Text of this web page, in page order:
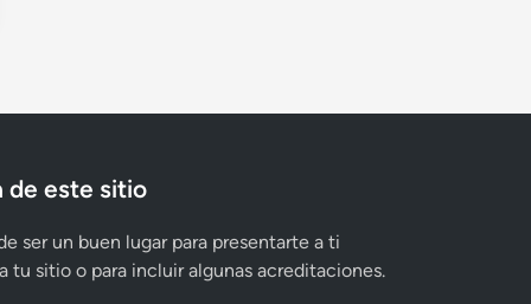
de este sitio
ser un buen lugar para presentarte a ti
tu sitio o para incluir algunas acreditaciones.